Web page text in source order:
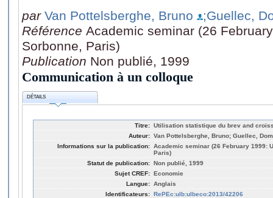
par Van Pottelsberghe, Bruno
;Guellec,
Référence Academic seminar (26
Sorbonne, Paris)
Publication Non publié, 1999
Communication à un colloque
DÉTAILS
Titre: Utilisation statistique du brev and
Auteur: Van Pottelsberghe, Bruno; Guellec,
Informations sur la publication: Academic seminar (26 February 1999:
Paris)
Statut de publication: Non publié, 1999
Sujet CREF: Economie
Langue: Anglais
Identificateurs: RePEc:ulb:ulbeco:2013/42206